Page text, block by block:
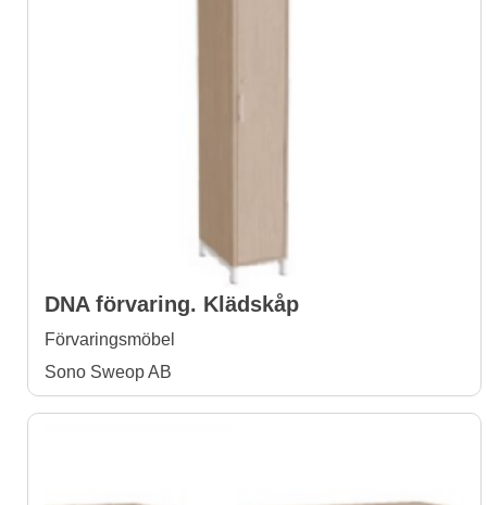
DNA förvaring. Klädskåp
Förvaringsmöbel
Sono Sweop AB